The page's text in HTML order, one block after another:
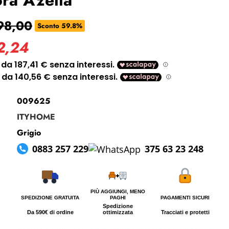
perso la password?
Sconto 59.8%
009625
ITYHOME
Grigio
0883 257 229 375 63 23 248
SPEDIZIONE GRATUITA
Da 590€ di ordine
PIÙ AGGIUNGI, MENO
PAGHI
Spedizione
ottimizzata
PAGAMENTI SICURI
Tracciati e protetti